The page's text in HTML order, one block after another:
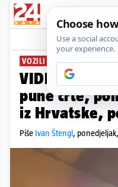
VOZILI U SUPROTNOM
VIDEO Na A1
pune crte,
iz Hrvatske,
Piše Ivan Štengl,